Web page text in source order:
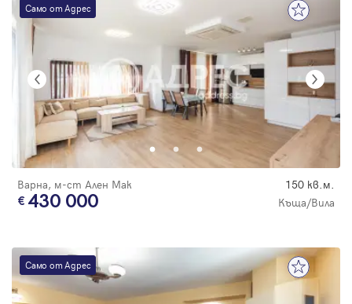
Само от Адрес
Варна, м-ст Ален Мак 150 кв.м.
430 000 Къща/Вила
Само от Адрес